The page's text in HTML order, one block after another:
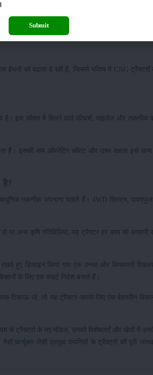
देने वाले ट्रैक्टरों में शामिल करता है। CNG की
को बढ़ावा दे रही है, जिससे भविष्य में CNG ट्रैक्टरों
है। इस कीमत में मिलने वाले फीचर्स, माइलेज और तकनीक
है। इसकी कम ऑपरेटिंग कॉस्ट और उच्च दक्षता इसे अन्य
तकनीक अपनाना चाहते हैं। 4WD सिस्टम,
या अन्य कृषि गतिविधियां, यह ट्रैक्टर हर काम को आसानी
हुए डिजाइन किया गया एक उन्नत और किफायती
के लिए एक स्मार्ट निवेश बनाते हैं।
टिकाऊ रहे, तो यह ट्रैक्टर आपके लिए एक बेहतरीन
से ट्रैक्टरों के नए मॉडल, उनकी विशेषताएँ और खेतों में
मैसी फर्ग्यूसनजैसी प्रमुख कंपनियों के ट्रैक्टरों की पूरी
Submit